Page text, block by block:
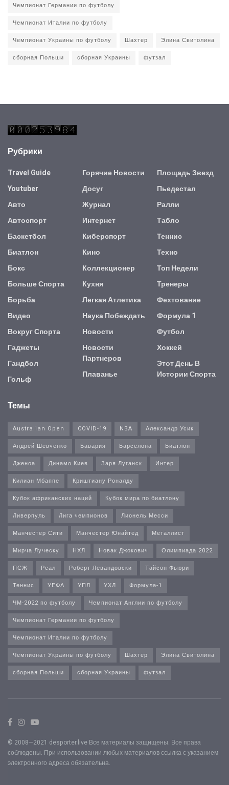
Чемпионат Германии по футболу
Чемпионат Италии по футболу
Чемпионат Украины по футболу
Шахтер
Элина Свитолина
сборная Польши
сборная Украины футзал
Рубрики
Travel Guide
Youtuber
Авто
Автоспорт
Баскетбол
Биатлон
Бокс
Больше Спорта
Борьба
Видео
Вокруг Спорта
Гаджеты
Гандбол
Гольф
Горячие Новости
Досуг
Журнал
Интернет
Киберспорт
Кино
Коллекционер
Кухня
Легкая Атлетика
Наука Побеждать
Новости
Новости
Партнеров
Плаванье
Площадь Звезд
Пьедестал
Ралли
Табло
Теннис
Техно
Топ Недели
Тренеры
Фехтование
Формула 1
Футбол
Хоккей
Этот День В
Истории Спорта
Темы
Australian Open COVID-19 NBA
Александр Усик
Андрей Шевченко
Бавария Барселона
Биатлон
Дженоа
Динамо Киев Заря Луганск
Интер
Килиан Мбаппе
Криштиану Роналду
Кубок африканских наций
Кубок мира по биатлону
Ливерпуль
Лига чемпионов
Лионель Месси
Манчестер Сити
Манчестер Юнайтед
Металлист
Мирча Луческу
НХЛ Новак Джокович
Олимпиада 2022
ПСЖ
Реал Роберт Левандовски
Тайсон Фьюри
Теннис
УЕФА УПЛ УХЛ
Формула-1
ЧМ-2022 по футболу
Чемпионат Англии по футболу
Чемпионат Германии по футболу
Чемпионат Италии по футболу
Чемпионат Украины по футболу
Шахтер
Элина Свитолина
сборная Польши
сборная Украины футзал
© 2008—2021 desporter.live Все материалы защищены. Все права
соблюдены. При использовании любых материалов ссылка с указанием
электронного адреса обязательна.